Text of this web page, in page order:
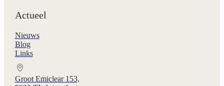
Actueel
Nieuws
Blog
Links
Groot Emiclear 153,